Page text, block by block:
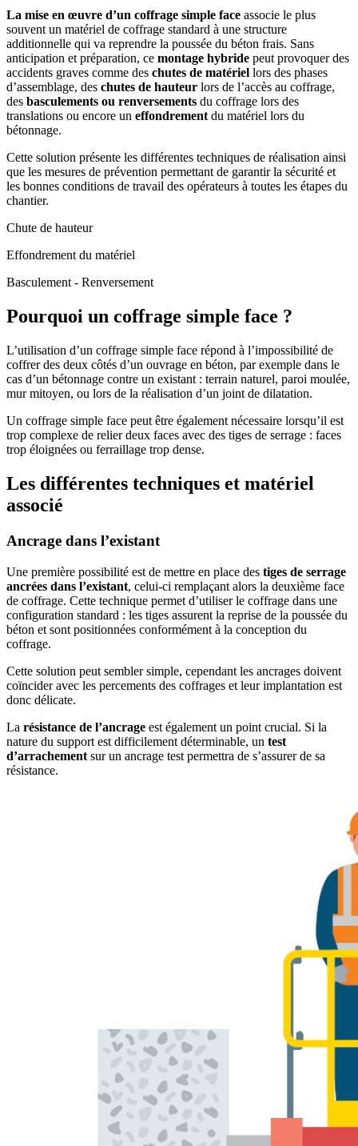
La mise en œuvre d’un coffrage simple face associe le plus
souvent un matériel de coffrage standard à une structure
additionnelle qui va reprendre la poussée du béton frais. Sans
anticipation et préparation, ce montage hybride peut provoquer des
accidents graves comme des chutes de matériel lors des phases
d’assemblage, des chutes de hauteur lors de l’accès au coffrage,
des basculements ou renversements du coffrage lors des
translations ou encore un effondrement du matériel lors du
bétonnage.
Cette solution présente les différentes techniques de réalisation ainsi
que les mesures de prévention permettant de garantir la sécurité et
les bonnes conditions de travail des opérateurs à toutes les étapes du
chantier.
Chute de hauteur
Effondrement du matériel
Basculement - Renversement
Pourquoi un coffrage simple face ?
L’utilisation d’un coffrage simple face répond à l’impossibilité de
coffrer des deux côtés d’un ouvrage en béton, par exemple dans le
cas d’un bétonnage contre un existant : terrain naturel, paroi moulée,
mur mitoyen, ou lors de la réalisation d’un joint de dilatation.
Un coffrage simple face peut être également nécessaire lorsqu’il est
trop complexe de relier deux faces avec des tiges de serrage : faces
trop éloignées ou ferraillage trop dense.
Les différentes techniques et matériel
associé
Ancrage dans l’existant
Une première possibilité est de mettre en place des tiges de serrage
ancrées dans l’existant, celui-ci remplaçant alors la deuxième face
de coffrage. Cette technique permet d’utiliser le coffrage dans une
configuration standard : les tiges assurent la reprise de la poussée du
béton et sont positionnées conformément à la conception du
coffrage.
Cette solution peut sembler simple, cependant les ancrages doivent
coïncider avec les percements des coffrages et leur implantation est
donc délicate.
La résistance de l’ancrage est également un point crucial. Si la
nature du support est difficilement déterminable, un test
d’arrachement sur un ancrage test permettra de s’assurer de sa
résistance.